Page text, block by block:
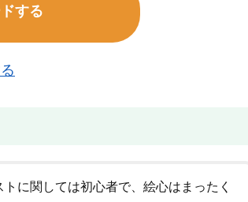
する
に関しては初心者で、絵心はまったく